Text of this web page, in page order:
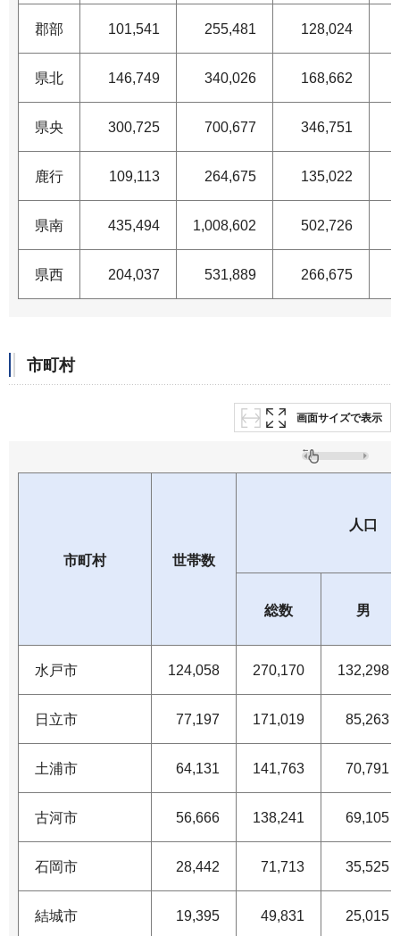
郡部 101,541 255,481 128,024
県北 146,749 340,026 168,662
県央 300,725 700,677 346,751
鹿行 109,113 264,675 135,022
県南 435,494 1,008,602 502,726
県西 204,037 531,889 266,675
市町村
画面サイズで表示
市町村 世帯数
人口
総数 男
水戸市 124,058 270,170 132,298
日立市 77,197 171,019 85,263
土浦市 64,131 141,763 70,791
古河市 56,666 138,241 69,105
石岡市 28,442 71,713 35,525
結城市 19,395 49,831 25,015